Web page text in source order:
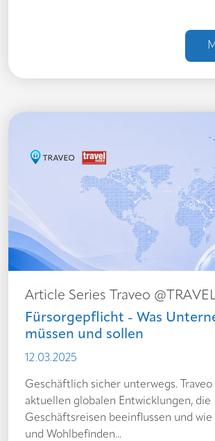
Article Series Traveo
Fürsorgepflicht - Was
müssen und sollen
12.03.2025
Geschäftlich sicher unterwegs.
aktuellen globalen Entwicklungen, die
Geschäftsreisen beeinflussen und
und Wohlbefinden...